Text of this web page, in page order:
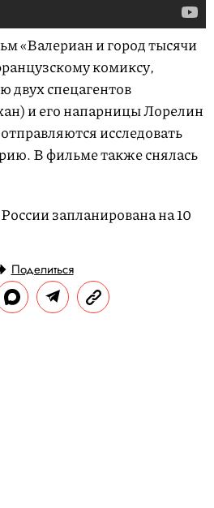
«Валериан и город тысячи
комиксу,
двух спецагентов
и его напарницы Лорелин
исследовать
В фильме также снялась
запланирована на 10
Поделиться